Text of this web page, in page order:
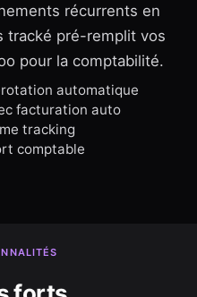
récurrents en
tracké pré-remplit vos
pour la comptabilité.
automatique
facturation auto
tracking
comptable